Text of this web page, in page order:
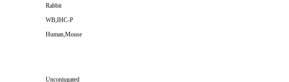
Rabbit
WB,IHC-P
Human,Mouse
Unconjugated